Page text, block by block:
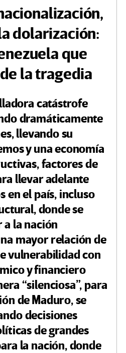
dolarización:
que
la tragedia
catástrofe
dramáticamente
llevando su
y una economía
factores de
llevar adelante
en el país, incluso
donde se
a la nación
mayor relación de
vulnerabilidad con
y financiero
“silenciosa”, para
de Maduro, se
decisiones
de grandes
la nación, donde